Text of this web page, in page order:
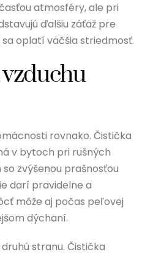
atmosféry, ale pri
ďalšiu záťaž pre
sa oplatí väčšia striedmosť.
rovnako. Čistička
v bytoch pri rušných
zvýšenou prašnosťou
darí pravidelne a
môže aj počas peľovej
dýchaní.
stranu. Čistička